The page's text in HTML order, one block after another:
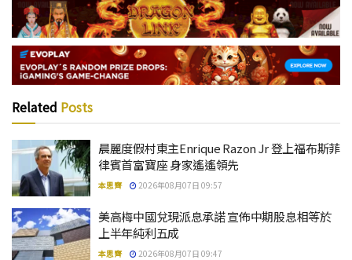
Related Posts
晨麗度假村東主Enrique Razon Jr 登上福布斯菲
律賓首富寶座 身家遙遙領先
本思齊 2026年08月07日 09:57
美高梅中國兌現派息承諾 宣佈中期股息相等於
上半年純利五成
本思齊 2026年08月07日 09:47